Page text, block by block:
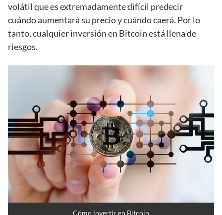
volátil que es extremadamente difícil predecir
cuándo aumentará su precio y cuándo caerá. Por lo
tanto, cualquier inversión en Bitcoin está llena de
riesgos.
Cómo invertir en Bitcoin